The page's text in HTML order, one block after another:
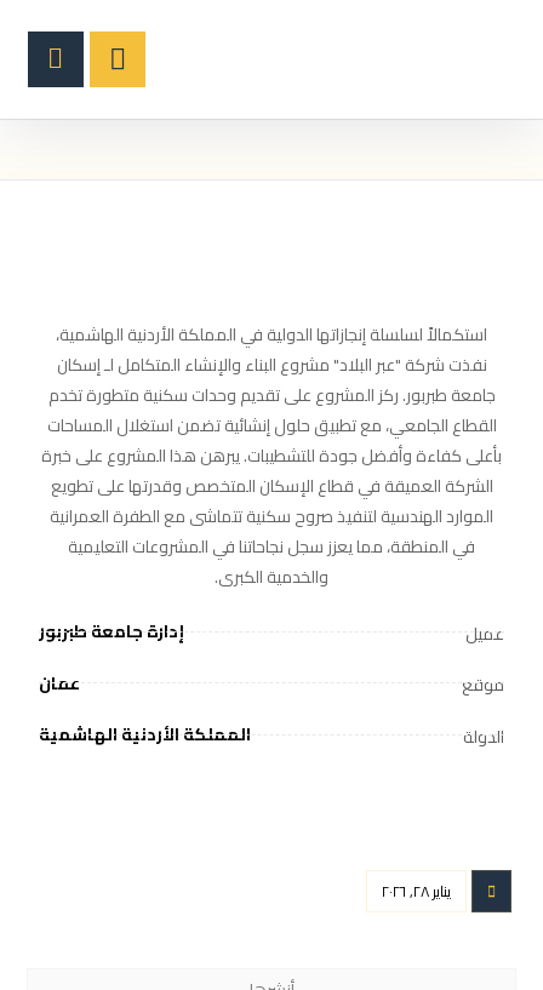
استكمالاً لسلسلة إنجازاتها الدولية في المملكة الأردنية الهاشمية،
نفذت شركة "عبر البلاد" مشروع البناء والإنشاء المتكامل لـ إسكان
جامعة طبربور. ركز المشروع على تقديم وحدات سكنية متطورة تخدم
القطاع الجامعي، مع تطبيق حلول إنشائية تضمن استغلال المساحات
بأعلى كفاءة وأفضل جودة للتشطيبات. يبرهن هذا المشروع على خبرة
الشركة العميقة في قطاع الإسكان المتخصص وقدرتها على تطويع
الموارد الهندسية لتنفيذ صروح سكنية تتماشى مع الطفرة العمرانية
في المنطقة، مما يعزز سجل نجاحاتنا في المشروعات التعليمية
والخدمية الكبرى.
عميل
إدارة جامعة طبربور
موقع
عمان
الدولة
المملكة الأردنية الهاشمية
يناير ٢٨, ٢٠٢٦